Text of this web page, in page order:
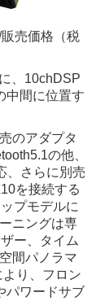
売価格（税
、10chDSP
中間に位置す
のアダプタ
の他、
、さらに別売
を接続する
プモデルに
ニングは専
ー、タイム
間パノラマ
り、フロン
パワードサブ